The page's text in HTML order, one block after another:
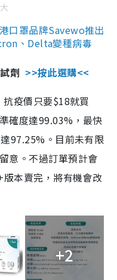
口罩品牌Savewo推出
、Delta變種病毒
劑 >>按此選購<<
疫價只要$18就買
確度達99.03%，最快
97.25%。目前未有限
意。不過訂單預計會
本賣完，將有機會改
+2